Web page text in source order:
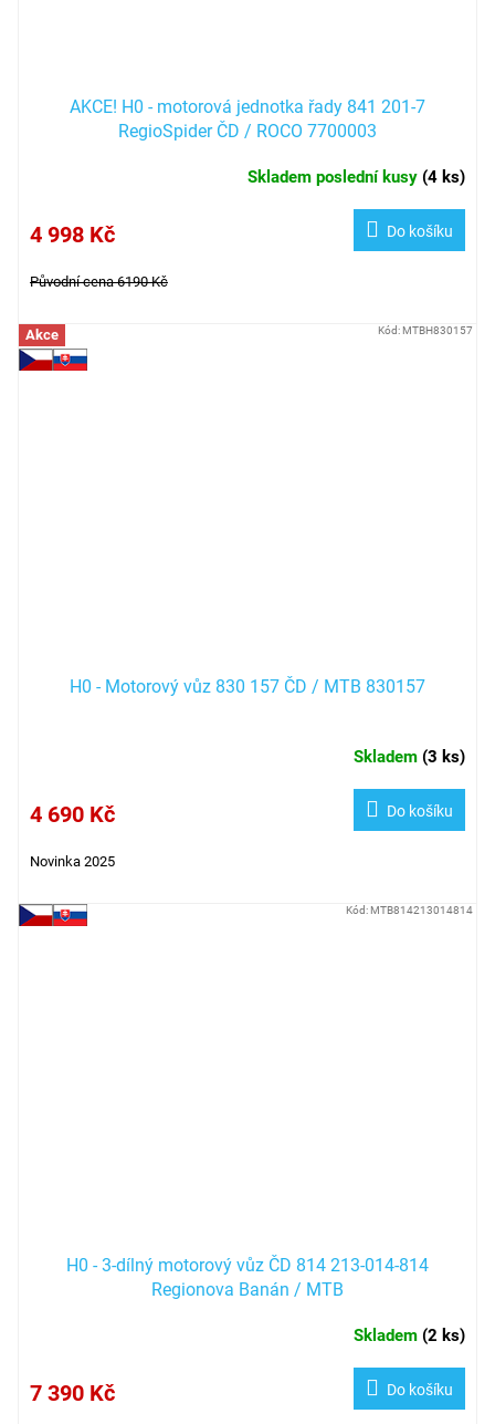
AKCE! H0 - motorová jednotka řady 841 201-7
RegioSpider ČD / ROCO 7700003
Skladem poslední kusy (4 ks)
4 998 Kč Do košíku
Původní cena 6190 Kč
Akce
H0 - Motorový vůz 830 157 ČD / MTB 830157
Skladem (3 ks)
4 690 Kč Do košíku
Novinka 2025
Kód: MTBH830157
H0 - 3-dílný motorový vůz ČD 814 213-014-814
Regionova Banán / MTB
Skladem (2 ks)
7 390 Kč Do košíku
Kód:MTB814213014814